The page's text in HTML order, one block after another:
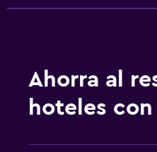
Ahorra al
hoteles